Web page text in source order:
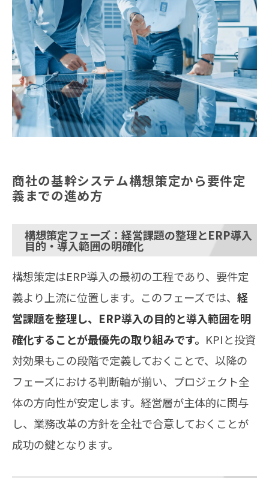
商社の基幹システム構想策定から要件定
義までの進め方
構想策定フェーズ：経営課題の整理とERP導入
目的・導入範囲の明確化
構想策定はERP導入の最初の工程であり、要件定
義より上流に位置します。このフェーズでは、 経
営課題を整理し、ERP導入の目的と導入範囲を明
確化することが最優先の取り組みです。 KPIと投資
対効果もこの段階で定義しておくことで、以降の
フェーズにおける判断軸が揃い、プロジェクト全
体の方向性が安定します。経営層が主体的に関与
し、業務改革の方針を全社で合意しておくことが
成功の鍵となります。